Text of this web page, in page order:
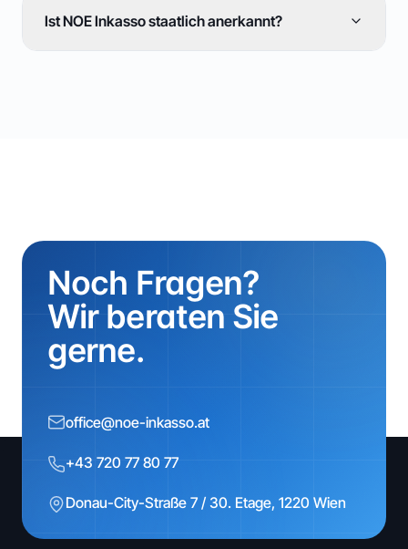
Ist NOE Inkasso staatlich anerkannt?
Noch Fragen?
Wir beraten Sie
gerne.
office@noe-inkasso.at
+43 720 77 80 77
Donau-City-Straße 7 / 30. Etage, 1220 Wien